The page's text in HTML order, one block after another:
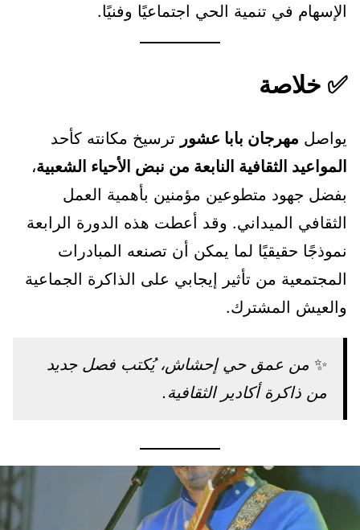
الإسهام في تنمية الحي اجتماعيًا وفنيًا.
✅ خلاصة
يواصل مهرجان بابا عشور ترسيخ مكانته كأحد
المواعيد الثقافية النابعة من نبض الأحياء الشعبية،
بفضل جهود متطوعين مؤمنين بأهمية العمل
الثقافي الميداني. وقد أعطت هذه الدورة الرابعة
نموذجًا حقيقيًا لما يمكن أن تصنعه المبادرات
المجتمعية من تأثير إيجابي على الذاكرة الجماعية
والعيش المشترك.
✨ من عمق حي إحشاش، يُكتب فصل جديد
من ذاكرة أكادير الثقافية.